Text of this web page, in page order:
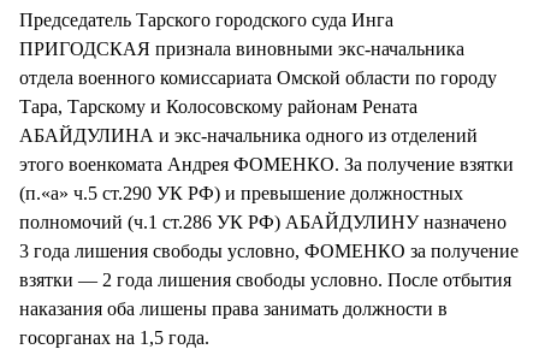
Председатель Тарского городского суда Инга
ПРИГОДСКАЯ признала виновными экс-начальника
отдела военного комиссариата Омской области по городу
Тара, Тарскому и Колосовскому районам Рената
АБАЙДУЛИНА и экс-начальника одного из отделений
этого военкомата Андрея ФОМЕНКО. За получение взятки
(п.«а» ч.5 ст.290 УК РФ) и превышение должностных
полномочий (ч.1 ст.286 УК РФ) АБАЙДУЛИНУ назначено
3 года лишения свободы условно, ФОМЕНКО за получение
взятки — 2 года лишения свободы условно. После отбытия
наказания оба лишены права занимать должности в
госорганах на 1,5 года.